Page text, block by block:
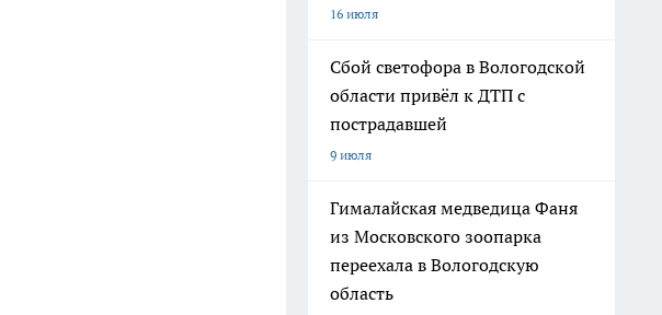
16 июля
Сбой светофора в Вологодской
области привёл к ДТП с
пострадавшей
9 июля
Гималайская медведица Фаня
из Московского зоопарка
переехала в Вологодскую
область